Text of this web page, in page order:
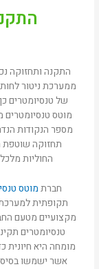
התקנה ותחזוקה
ממערכת ניטור
של טנסיומטרים
מוטס טנסיומטרים
מספר הנקודות
תחזוקה שוטפת
החוליות
חברת מוטס
תקופתית
מקצועיים מטעם
טנסיומטרים
מומחה היא חיונית
אשר ישמשו